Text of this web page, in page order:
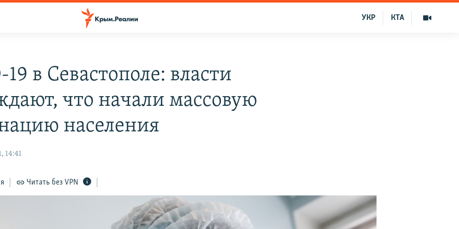
КТА
УКР
19 в Севастополе: власти
что начали массовую
населения
14:41
Читать без VPN